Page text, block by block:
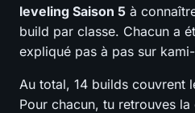
leveling Saison 5 à
build par classe. Chacun a
expliqué pas à pas sur
Au total, 14 builds couvrent
Pour chacun, tu retrouves la